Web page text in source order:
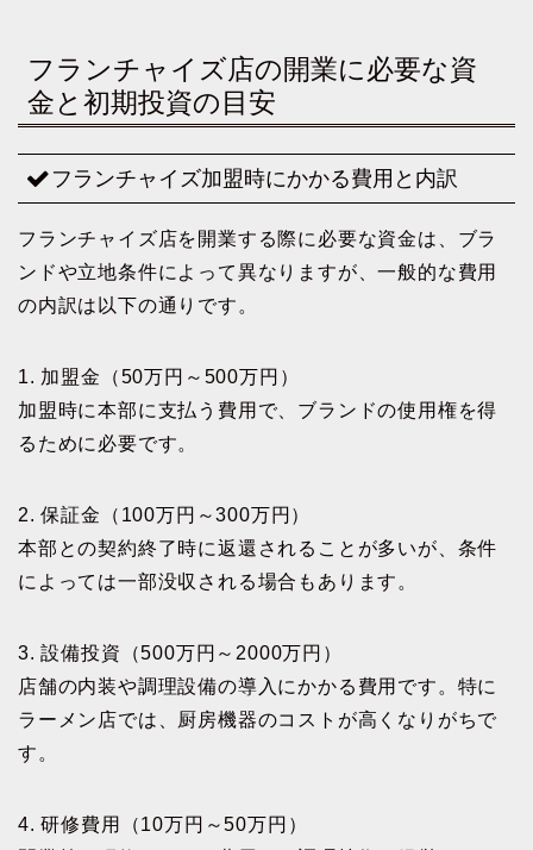
フランチャイズ店の開業に必要な資
金と初期投資の目安
フランチャイズ加盟時にかかる費用と内訳
フランチャイズ店を開業する際に必要な資金は、ブラ
ンドや立地条件によって異なりますが、一般的な費用
の内訳は以下の通りです。
1. 加盟金（50万円～500万円）
加盟時に本部に支払う費用で、ブランドの使用権を得
るために必要です。
2. 保証金（100万円～300万円）
本部との契約終了時に返還されることが多いが、条件
によっては一部没収される場合もあります。
3. 設備投資（500万円～2000万円）
店舗の内装や調理設備の導入にかかる費用です。特に
ラーメン店では、厨房機器のコストが高くなりがちで
す。
4. 研修費用（10万円～50万円）